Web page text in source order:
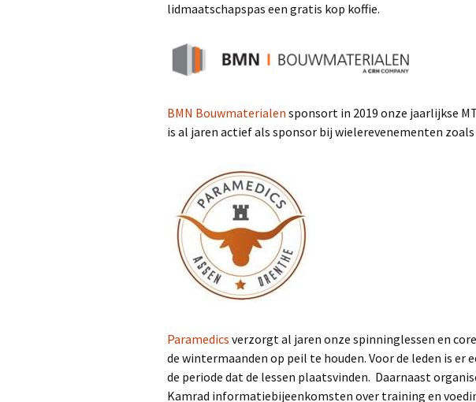
lidmaatschapspas een gratis kop koffie.
BMN Bouwmaterialen sponsort in 2019 onze jaarlijkse
is al jaren actief als sponsor bij wielerevenementen zoals
Paramedics verzorgt al jaren onze spinninglessen en
de wintermaanden op peil te houden. Voor de leden is er
de periode dat de lessen plaatsvinden. Daarnaast
Kamrad informatiebijeenkomsten over training en